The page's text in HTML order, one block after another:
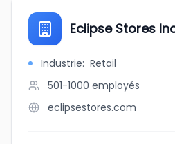
Eclipse Stores
Industrie: Retail
501-1000 employés
eclipsestores.com